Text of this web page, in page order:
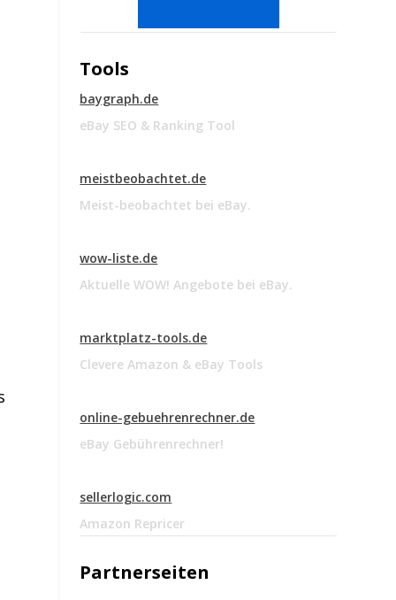
Tools
baygraph.de
eBay SEO & Ranking Tool
meistbeobachtet.de
Meist-beobachtet bei eBay.
wow-liste.de
Aktuelle WOW! Angebote bei eBay.
marktplatz-tools.de
Clevere Amazon & eBay Tools
online-gebuehrenrechner.de
eBay Gebührenrechner!
sellerlogic.com
Amazon Repricer
Partnerseiten